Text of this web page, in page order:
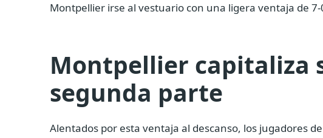
Montpellier irse al vestuario con una ligera ventaja de 7-
Montpellier capitaliza
segunda parte
Alentados por esta ventaja al descanso, los jugadores